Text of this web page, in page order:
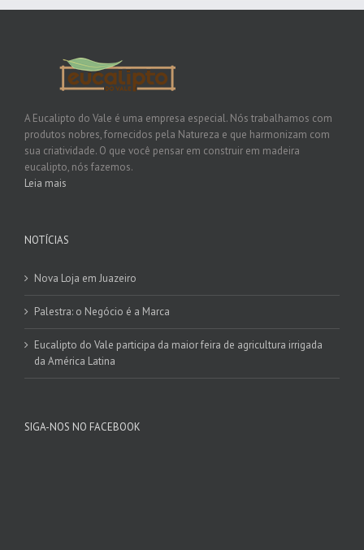
A Eucalipto do Vale é uma empresa especial. Nós trabalhamos com
produtos nobres, fornecidos pela Natureza e que harmonizam com
sua criatividade. O que você pensar em construir em madeira
eucalipto, nós fazemos.
Leia mais
NOTÍCIAS
Nova Loja em Juazeiro
Palestra: o Negócio é a Marca
Eucalipto do Vale participa da maior feira de agricultura irrigada
da América Latina
SIGA-NOS NO FACEBOOK